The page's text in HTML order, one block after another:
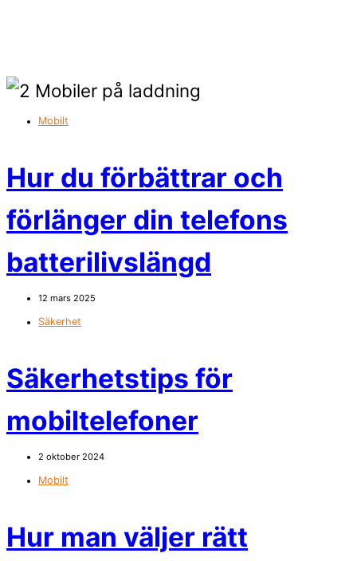
Mobilt
Hur du förbättrar och
förlänger din telefons
batterilivslängd
12 mars 2025
Säkerhet
Säkerhetstips för
mobiltelefoner
2 oktober 2024
Mobilt
Hur man väljer rätt